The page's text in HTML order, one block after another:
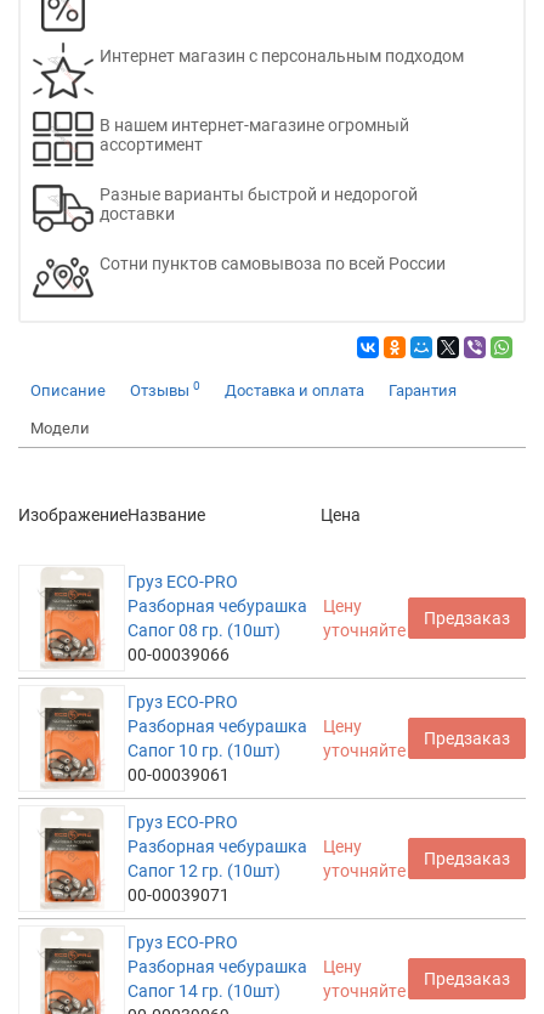
Интернет магазин с персональным подходом
В нашем интернет-магазине огромный
ассортимент
Разные варианты быстрой и недорогой
доставки
Сотни пунктов самовывоза по всей России
Описание Отзывы 0 Доставка и оплата Гарантия
Модели
ИзображениеНазвание Цена
Груз ECO-PRO
Разборная чебурашка
Сапог 08 гр. (10шт)
00-00039066
Цену
уточняйте
Предзаказ
Груз ECO-PRO
Разборная чебурашка
Сапог 10 гр. (10шт)
00-00039061
Цену
уточняйте
Предзаказ
Груз ECO-PRO
Разборная чебурашка
Сапог 12 гр. (10шт)
00-00039071
Цену
уточняйте
Предзаказ
Груз ECO-PRO
Разборная чебурашка
Сапог 14 гр. (10шт)
Цену
уточняйте
Предзаказ